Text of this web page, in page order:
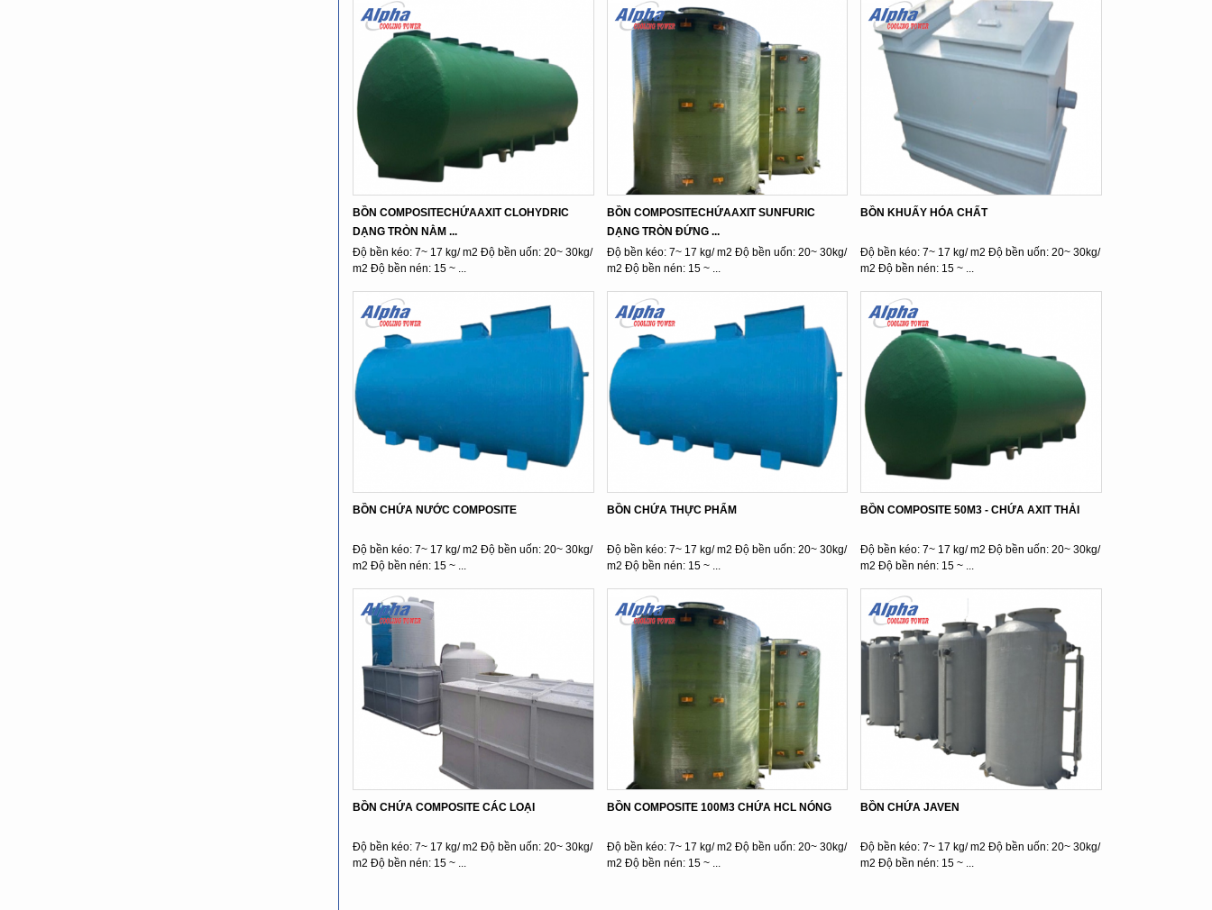
BỒN COMPOSITECHỨAAXIT CLOHYDRIC
DẠNG TRÒN NẰM ...
Độ bền kéo: 7~ 17 kg/ m2 Độ bền uốn: 20~ 30kg/
m2 Độ bền nén: 15 ~ ...
BỒN COMPOSITECHỨAAXIT SUNFURIC
DẠNG TRÒN ĐỨNG ...
Độ bền kéo: 7~ 17 kg/ m2 Độ bền uốn: 20~ 30kg/
m2 Độ bền nén: 15 ~ ...
BỒN KHUẤY HÓA CHẤT
Độ bền kéo: 7~ 17 kg/ m2 Độ bền uốn: 20~ 30kg/
m2 Độ bền nén: 15 ~ ...
BỒN CHỨA NƯỚC COMPOSITE
Độ bền kéo: 7~ 17 kg/ m2 Độ bền uốn: 20~ 30kg/
m2 Độ bền nén: 15 ~ ...
BỒN CHỨA THỰC PHẨM
Độ bền kéo: 7~ 17 kg/ m2 Độ bền uốn: 20~ 30kg/
m2 Độ bền nén: 15 ~ ...
BỒN COMPOSITE 50M3 - CHỨA AXIT THẢI
Độ bền kéo: 7~ 17 kg/ m2 Độ bền uốn: 20~ 30kg/
m2 Độ bền nén: 15 ~ ...
BỒN CHỨA COMPOSITE CÁC LOẠI
Độ bền kéo: 7~ 17 kg/ m2 Độ bền uốn: 20~ 30kg/
m2 Độ bền nén: 15 ~ ...
BỒN COMPOSITE 100M3 CHỨA HCL NÓNG
Độ bền kéo: 7~ 17 kg/ m2 Độ bền uốn: 20~ 30kg/
m2 Độ bền nén: 15 ~ ...
BỒN CHỨA JAVEN
Độ bền kéo: 7~ 17 kg/ m2 Độ bền uốn: 20~ 30kg/
m2 Độ bền nén: 15 ~ ...